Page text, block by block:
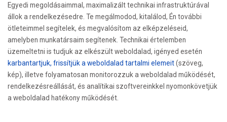
Egyedi megoldásaimmal, maximalizált technikai infrastruktúrával
állok a rendelkezésedre. Te megálmodod, kitalálod, Én további
ötleteimmel segítelek, és megvalósítom az elképzeléseid,
amelyben munkatársaim segítenek. Technikai értelemben
üzemeltetni is tudjuk az elkészült weboldalad, igényed esetén
karbantartjuk, frissítjük a weboldalad tartalmi elemeit(szöveg,
kép), illetve folyamatosan monitorozzuk a weboldalad működését,
rendelkezésreállását, és analítikai szoftvereinkkel nyomonkövetjük
a weboldalad hatékony működését.